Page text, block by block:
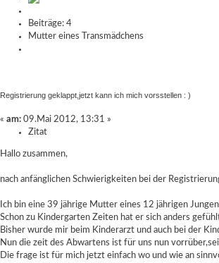
Beiträge: 4
Mutter eines Transmädchens
Registrierung geklappt,jetzt kann ich mich vorsstellen : )
« am: 09.Mai 2012, 13:31 »
Zitat
Hallo zusammen,
nach anfänglichen Schwierigkeiten bei der
Ich bin eine 39 jährige Mutter eines 12 jährigen
Schon zu Kindergarten Zeiten hat er sich anders
Bisher wurde mir beim Kinderarzt und auch bei der
Nun die zeit des Abwartens ist für uns nun
Die frage ist für mich jetzt einfach wo und wie an